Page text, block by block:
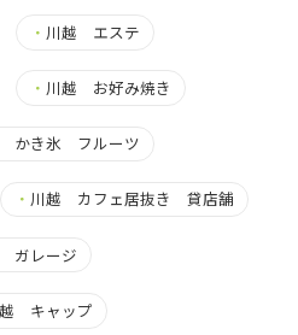
・ 川越 エステ
・ 川越 お好み焼き
かき氷 フルーツ
・ 川越 カフェ居抜き 貸店舗
ガレージ
キャップ